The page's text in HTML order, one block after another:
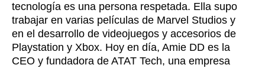
tecnología es una persona respetada. Ella supo
trabajar en varias películas de Marvel Studios y
en el desarrollo de videojuegos y accesorios de
Playstation y Xbox. Hoy en día, Amie DD es la
CEO y fundadora de ATAT Tech, una empresa